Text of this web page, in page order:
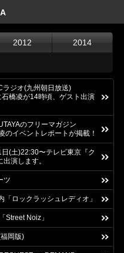
2012 2014
ラジオ(九州朝日放送)
石橋凌が14時頃、ゲスト出演
のフリーマガジン
のイベントレポートが掲載！
(土)22:30〜テレビ東京『ク
演します。
ツ
「ロックラッシュレディオ」
Street Noiz」
岡版)